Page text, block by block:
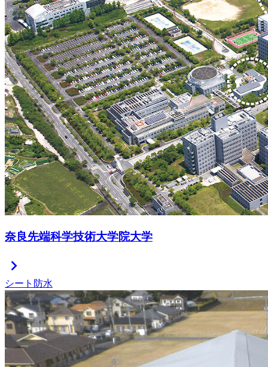
奈良先端科学技術大学院大学
chevron_right
シート防水